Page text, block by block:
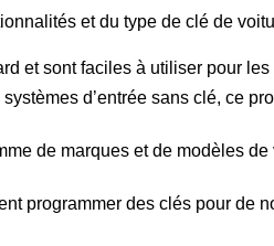
et du type de clé de
et sont faciles à utiliser pour
d’entrée sans clé, ce
de marques et de modèles
programmer des clés pour de